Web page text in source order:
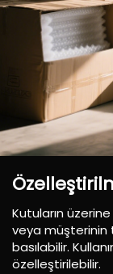
Kutuların
veya
basılabilir.
özelleştirilebilir.